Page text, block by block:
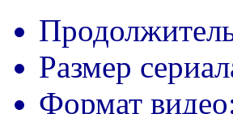
Размер
Формат